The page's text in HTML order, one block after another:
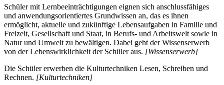
Schüler mit Lernbeeinträchtigungen eignen sich anschlussfähiges
und anwendungsorientiertes Grundwissen an, das es ihnen
ermöglicht, aktuelle und zukünftige Lebensaufgaben in Familie und
Freizeit, Gesellschaft und Staat, in Berufs- und Arbeitswelt sowie in
Natur und Umwelt zu bewältigen. Dabei geht der Wissenserwerb
von der Lebenswirklichkeit der Schüler aus. [Wissenserwerb]
Die Schüler erwerben die Kulturtechniken Lesen, Schreiben und
Rechnen. [Kulturtechniken]